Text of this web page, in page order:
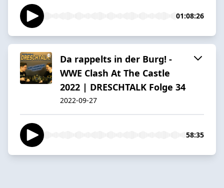
01:08:26
Da rappelts in der Burg! -
WWE Clash At The Castle
2022 | DRESCHTALK Folge 34
2022-09-27
58:35